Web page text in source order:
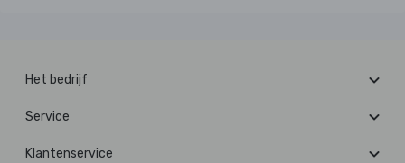
Het bedrijf
Service
Klantenservice